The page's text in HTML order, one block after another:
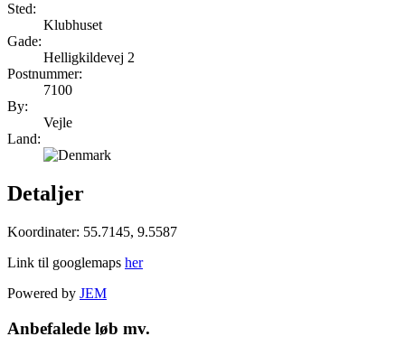
Sted:
Klub­huset
Gade:
Helligkildevej 2
Postnummer:
7100
By:
Vejle
Land:
Detaljer
Koordinater: 55.7145, 9.5587
Link til googlemaps her
Powered by JEM
Anbefalede løb mv.